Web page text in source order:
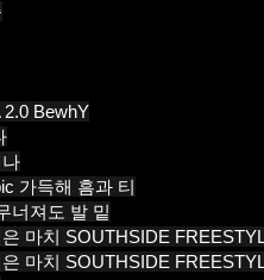
BewhY
가득해 흠과 티
너져도 발 밑
마치 SOUTHSIDE
마치 SOUTHSIDE